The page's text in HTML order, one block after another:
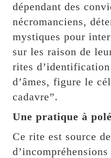
dépendant des
nécromanciens,
mystiques pour
sur les raison de
rites d’identification
d’âmes, figure le
cadavre”.
Une pratique à
Ce rite est source
d’incompréhensions